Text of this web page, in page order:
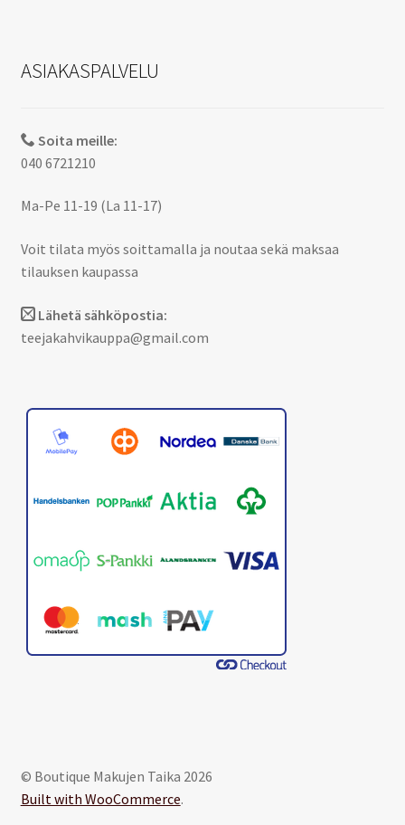
ASIAKASPALVELU
Soita meille:
040 6721210
Ma-Pe 11-19 (La 11-17)
Voit tilata myös soittamalla ja noutaa sekä maksaa
tilauksen kaupassa
Lähetä sähköpostia:
teejakahvikauppa@gmail.com
© Boutique Makujen Taika 2026
Built with WooCommerce.